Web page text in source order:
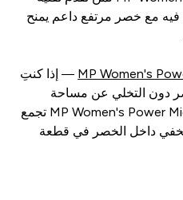
مع خصر مرتفع داعم يمنح
MP Women's — إذا كنتِ
دون التخلي عن مساحة
التخزين، فإن MP Women's Power Mid Rise Leggings تجمع
داخل الخصر في قطعة